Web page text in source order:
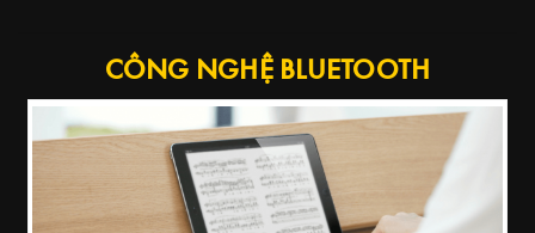
CÔNG NGHỆ BLUETOOTH